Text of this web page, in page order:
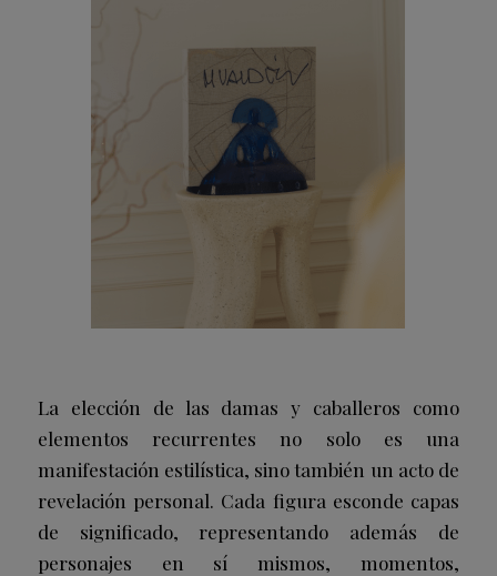
La elección de las damas y caballeros como
elementos recurrentes no solo es una
manifestación estilística, sino también un acto de
revelación personal. Cada figura esconde capas
de significado, representando además de
personajes en sí mismos, momentos,